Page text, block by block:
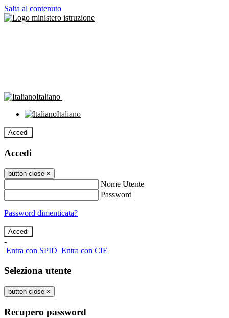
Salta al contenuto
Italiano
Italiano
Accedi
Accedi
button close ×
Nome Utente
Password
Password dimenticata?
-
Entra con SPID Entra con CIE
Seleziona utente
button close ×
Recupero password